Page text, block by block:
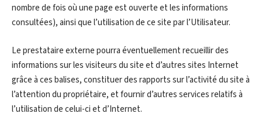
nombre de fois où une page est ouverte et les informations
consultées), ainsi que l’utilisation de ce site par l’Utilisateur.
Le prestataire externe pourra éventuellement recueillir des
informations sur les visiteurs du site et d’autres sites Internet
grâce à ces balises, constituer des rapports sur l’activité du site à
l’attention du propriétaire, et fournir d’autres services relatifs à
l’utilisation de celui-ci et d’Internet.